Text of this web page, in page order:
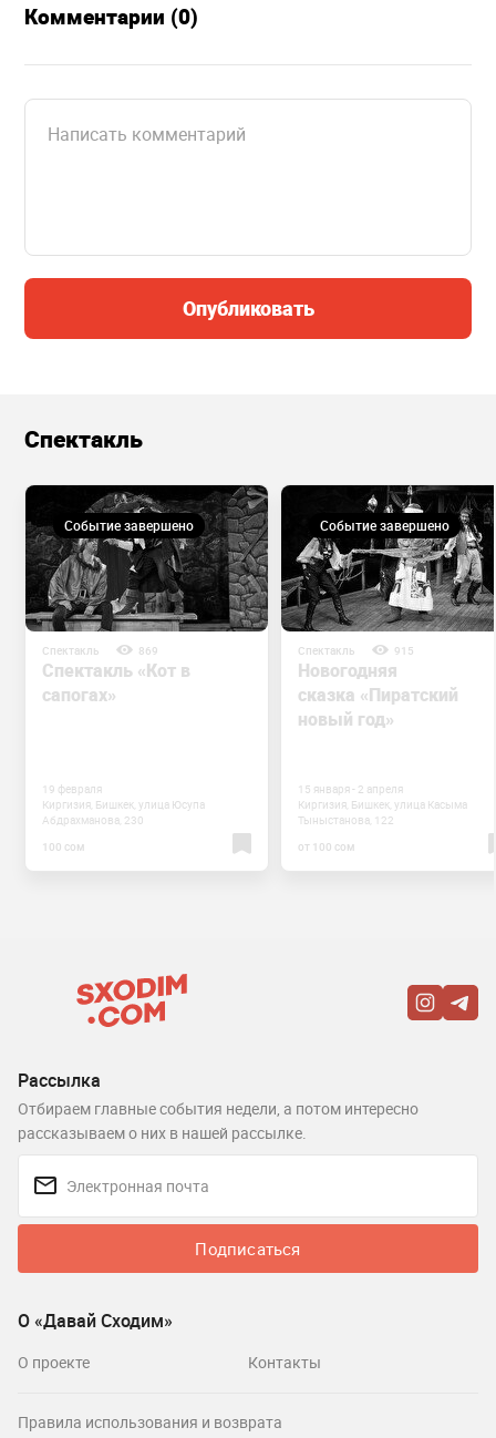
Комментарии (0)
Опубликовать
Спектакль
Событие завершено
Спектакль 869
Спектакль «Кот в
сапогах»
19 февраля
Киргизия, Бишкек, улица Юсупа
Абдрахманова, 230
100 сом
Событие завершено
Спектакль 915
Новогодняя
сказка «Пиратский
новый год»
15 января - 2 апреля
Киргизия, Бишкек, улица Касыма
Тыныстанова, 122
от 100 сом
Рассылка
Отбираем главные события недели, а потом интересно
рассказываем о них в нашей рассылке.
Подписаться
О «Давай Сходим»
О проекте Контакты
Правила использования и возврата